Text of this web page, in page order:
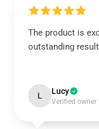
The product is
outstanding
L Lucy
Verified owner